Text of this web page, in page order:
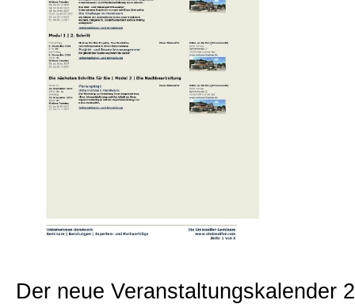
Bücher
Presse-Lounge
Der neue Veranstaltungskalender